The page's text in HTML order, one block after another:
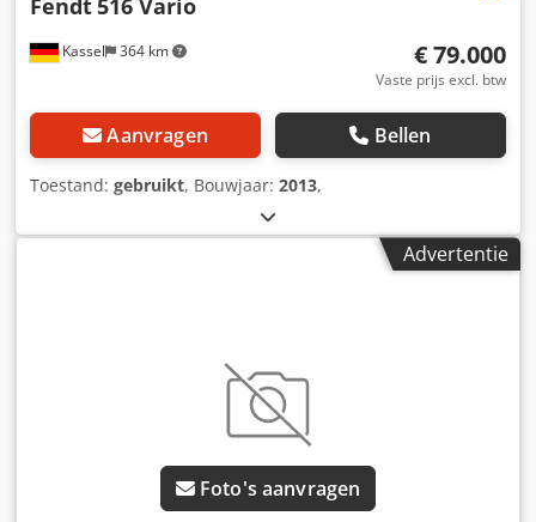
Kassel 364 km
Fendt516 Vario
€ 79.000
Vaste prijs excl. btw
Aanvragen Bellen
Toestand: gebruikt, Bouwjaar: 2013,
Advertentie
Foto's aanvragen